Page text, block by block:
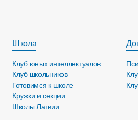
Школа
Клуб юных интеллектуалов
Клуб школьников
Готовимся к школе
Кружки и секции
Школы Латвии